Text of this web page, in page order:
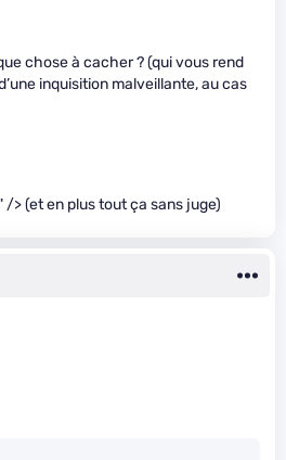
chose à cacher ? (qui vous rend
inquisition malveillante, au cas
/> (et en plus tout ça sans juge)